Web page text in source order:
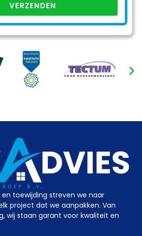
VERZENDEN
toewijding streven we naar
project dat we aanpakken. Van
wij staan garant voor kwaliteit en